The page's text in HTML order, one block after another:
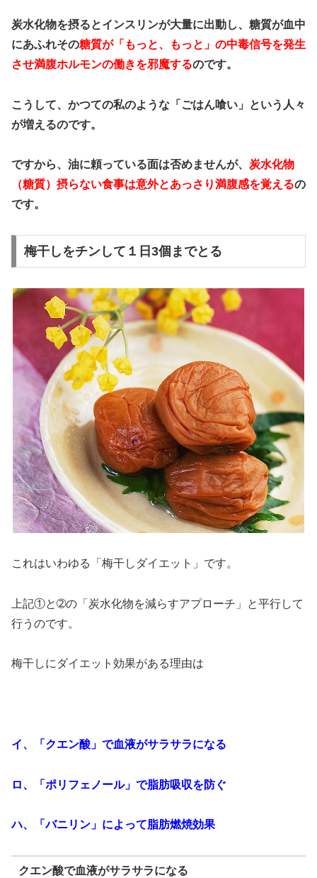
炭水化物を摂るとインスリンが大量に出動し、糖質が血中
にあふれその糖質が「もっと、もっと」の中毒信号を発生
させ満腹ホルモンの働きを邪魔するのです。
こうして、かつての私のような「ごはん喰い」という人々
が増えるのです。
ですから、油に頼っている面は否めませんが、 炭水化物
（糖質）摂らない食事は意外とあっさり満腹感を覚えるの
です。
梅干しをチンして１日3個までとる
これはいわゆる「梅干しダイエット」です。
上記①と➁の「炭水化物を減らすアプローチ」と平行して
行うのです。
梅干しにダイエット効果がある理由は
イ、「クエン酸」で血液がサラサラになる
ロ、「ポリフェノール」で脂肪吸収を防ぐ
ハ、「バニリン」によって脂肪燃焼効果
クエン酸で血液がサラサラになる